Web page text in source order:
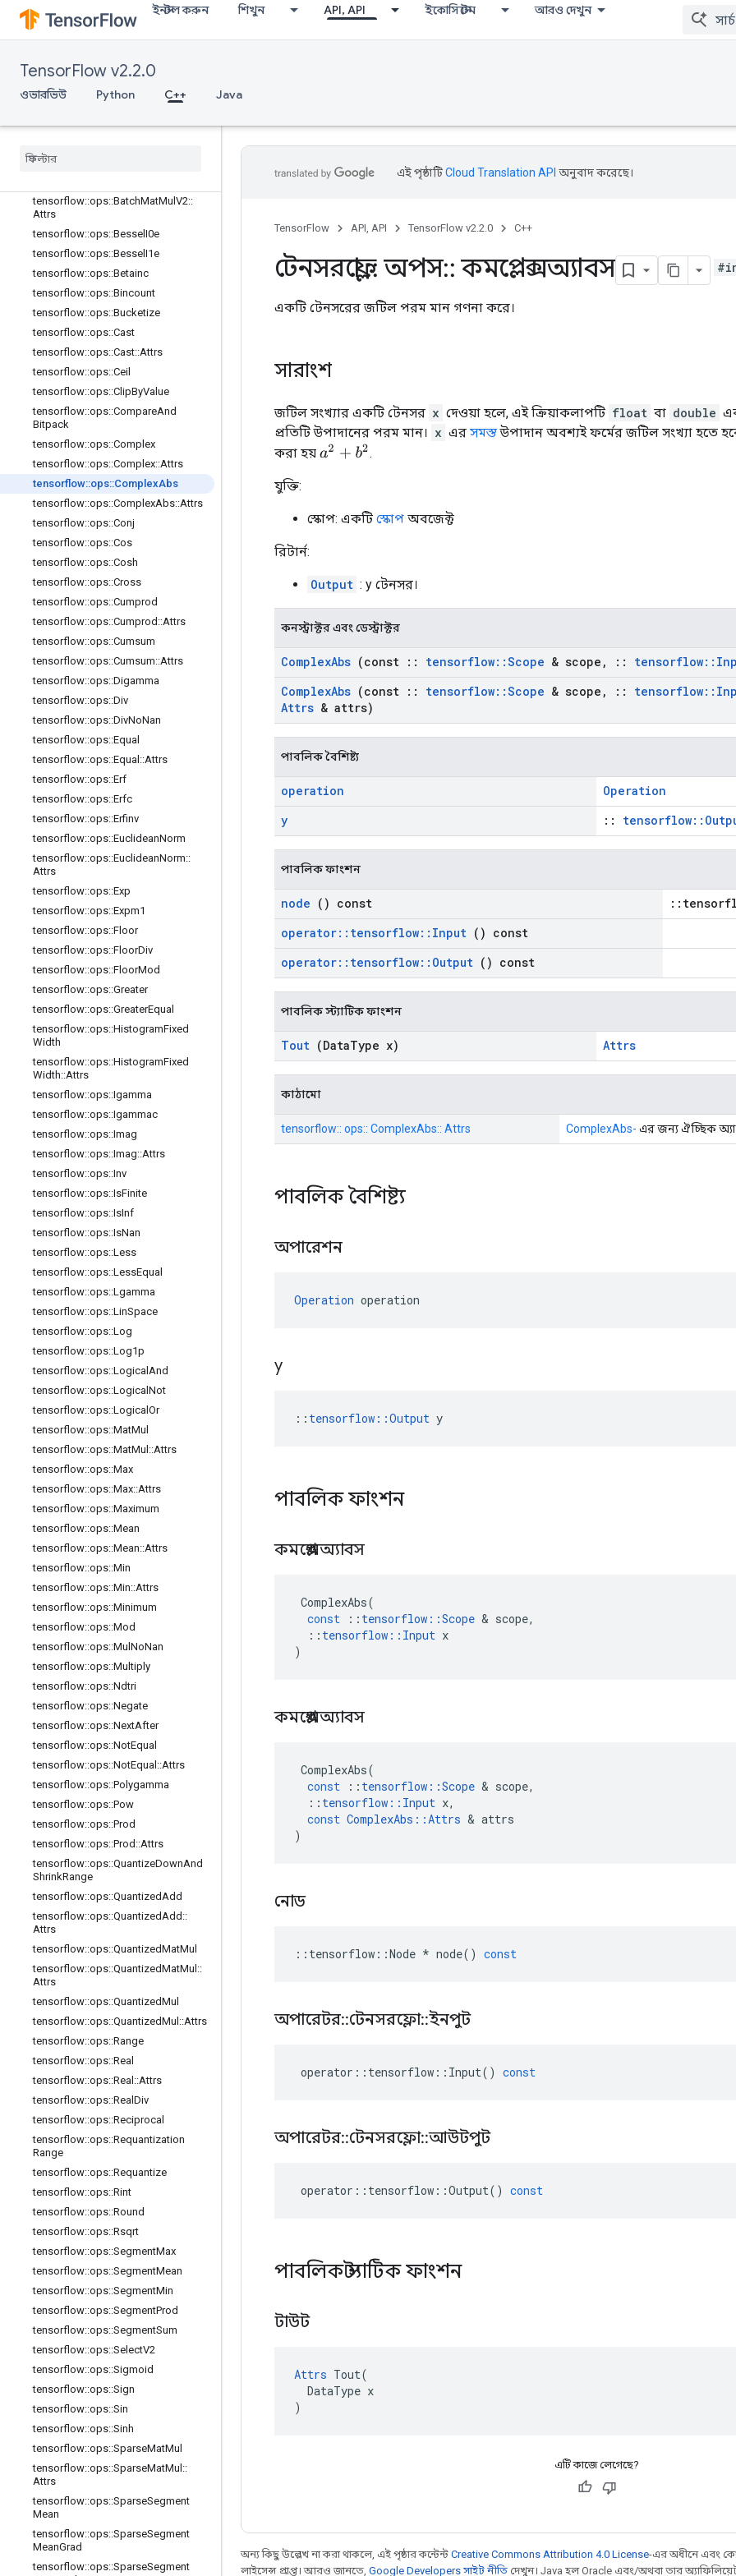
ইনস্টল করুন শিখুন API, API ইকোসিস্টেম আরও দেখুন
TensorFlow v2.2.0
ওভারভিউ Python C++ Java
tensorflow::ops::ArgMin::Attrs
tensorflow::ops::Asin
tensorflow::ops::Asinh
tensorflow::ops::Atan2
tensorflow
tensorflow::ops::BatchMatMul V2::
Attrs
tensorflow::ops::Bessel I0e
tensorflow::ops::Bessel I1e
tensorflow::ops::Betainc
tensorflow::ops::Bincount
tensorflow::ops::Bucketize
tensorflow::ops::Cast
tensorflow::ops::Cast::Attrs
tensorflow::ops::Ceil
tensorflow::ops::ClipByValue
tensorflow::ops::CompareAnd
Bitpack
tensorflow::ops::Complex
tensorflow::ops::Complex::Attrs
tensorflow::ops::ComplexAbs
tensorflow::ops::ComplexAbs::Attrs
tensorflow::ops::Conj
tensorflow::ops::Cos
tensorflow::ops::Cosh
tensorflow::ops::Cross
tensorflow::ops::Cumprod
tensorflow::ops::Cumprod ::Attrs
tensorflow::ops::Cumsum
tensorflow::ops::Cumsum::Attrs
tensorflow::ops::Digamma
tensorflow::ops::Div
tensorflow::ops::DivNoNan
tensorflow::ops::Equal
tensorflow::ops::Equal ::Attrs
tensorflow::ops::Erf
tensorflow::ops::Erfc
tensorflow::ops::Erfinv
tensorflow::ops::EuclideanNorm
tensorflow::ops::EuclideanNorm::
Attrs
tensorflow::ops::Exp
tensorflow::ops::Expm1
tensorflow::ops::Floor
tensorflow::ops::FloorDiv
tensorflow::ops::FloorMod
tensorflow::ops::Greater
tensorflow::ops::GreaterEqual
tensorflow::ops::HistogramFixed
Width
tensorflow::ops::HistogramFixed
Width::Attrs
tensorflow::ops::Igamma
tensorflow::ops::Igammac
tensorflow::ops::Imag
tensorflow::ops::Imag::Attrs
tensorflow::ops::Inv
tensorflow::ops::IsFinite
tensorflow::ops::IsInf
tensorflow::ops::IsNan
tensorflow::ops::Less
tensorflow::ops::LessEqual
tensorflow::ops::Lgamma
tensorflow::ops::LinSpace
tensorflow::ops::Log
tensorflow::ops::Log1p
tensorflow::ops::Logical And
tensorflow::ops::Logical Not
tensorflow::ops::Logical Or
tensorflow::ops::MatMul
tensorflow::ops::MatMul ::Attrs
tensorflow::ops::Max
tensorflow::ops::Max::Attrs
tensorflow::ops::Maximum
tensorflow::ops::Mean
tensorflow::ops::Mean::Attrs
tensorflow::ops::Min
tensorflow::ops::Min::Attrs
tensorflow::ops::Minimum
tensorflow::ops::Mod
tensorflow::ops::Mul NoNan
tensorflow::ops::Multiply
tensorflow::ops::Ndtri
tensorflow::ops::Negate
tensorflow::ops::NextAfter
tensorflow::ops::NotEqual
tensorflow::ops::NotEqual ::Attrs
tensorflow::ops::Polygamma
tensorflow::ops::Pow
tensorflow::ops::Prod
tensorflow::ops::Prod ::Attrs
tensorflow::ops::QuantizeDownAnd
ShrinkRange
tensorflow::ops::QuantizedAdd
tensorflow::ops::QuantizedAdd ::
Attrs
tensorflow::ops::QuantizedMatMul
tensorflow::ops::QuantizedMatMul ::
Attrs
tensorflow::ops::QuantizedMul
tensorflow::ops::QuantizedMul ::Attrs
tensorflow::ops::Range
tensorflow::ops::Real
tensorflow::ops::Real ::Attrs
tensorflow::ops::Real Div
tensorflow::ops::Reciprocal
tensorflow::ops::Requantization
Range
tensorflow::ops::Requantize
tensorflow::ops::Rint
tensorflow::ops::Round
tensorflow::ops::Rsqrt
tensorflow::ops::SegmentMax
tensorflow::ops::SegmentMean
tensorflow::ops::SegmentMin
tensorflow::ops::SegmentProd
tensorflow::ops::SegmentSum
tensorflow::ops::SelectV2
tensorflow::ops::Sigmoid
tensorflow::ops::Sign
tensorflow::ops::Sin
tensorflow::ops::Sinh
tensorflow::ops::SparseMatMul
tensorflow::ops::SparseMatMul ::
Attrs
tensorflow::ops::SparseSegment
Mean
tensorflow::ops::SparseSegment
MeanGrad
tensorflow::ops::SparseSegment
এই পৃষ্ঠাটিCloud Translation API অনুবাদ করেছে।
TensorFlow API, API TensorFlow v2.2.0 C++
টেনসরফ্লো:: অপস:: কমপ্লেক্সঅ্যাবস
একটি টেনসরের জটিল পরম মান গণনা করে।
সারাংশ
জটিল সংখ্যার একটি টেনসর x দেওয়া হলে, এই ক্রিয়াকলাপটি float বা double
প্রতিটি উপাদানের পরম মান। x এর সমস্তউপাদান অবশ্যই ফর্মের জটিল সংখ্যা হতে
করা হয় a2 +b2 .
যুক্তি:
স্কোপ: একটি স্কোপ অবজেক্ট
রিটার্ন:
Output : y টেনসর।
কনস্ট্রাক্টর এবং ডেস্ট্রাক্টর
ComplexAbs (const :: tensorflow::Scope & scope , :: tensorflow::
ComplexAbs (const :: tensorflow::Scope & scope , :: tensorflow::
Attrs & attrs)
পাবলিক বৈশিষ্ট্য
operation
Operation
y
::
পাবলিক ফাংশন
node () const
operator:: tensorflow:: Input () const
operator:: tensorflow:: Output () const
পাবলিক স্ট্যাটিক ফাংশন
Tout (DataType x) Attrs
কাঠামো
tensorflow:: ops:: ComplexAbs:: Attrs ComplexAbs- এর জন্য ঐচ্ছিক
পাবলিক বৈশিষ্ট্য
অপারেশন
Operation operation
y
:: tensorflow::Output y
পাবলিক ফাংশন
কমপ্লেক্সঅ্যাবস
ComplexAbs(
const
:: tensorflow ::Scope & scope,
:: tensorflow :: Input x
)
কমপ্লেক্সঅ্যাবস
ComplexAbs(
const
:: tensorflow ::Scope & scope,
:: tensorflow :: Input x,
const ComplexAbs ::Attrs & attrs
)
নোড
:: tensorflow ::Node * node() const
অপারেটর::টেনসরফ্লো::ইনপুট
operator :: tensorflow :: Input() const
অপারেটর::টেনসরফ্লো::আউটপুট
operator :: tensorflow ::Output() const
পাবলিক স্ট্যাটিক ফাংশন
টাউট
Attrs Tout(
  DataType x
)
এটি কাজে লেগেছে?
অন্য কিছু উল্লেখ না করা থাকলে, এই পৃষ্ঠার কন্টেন্ট Creative Commons Attribution 4.0 License-এর অধীনে এবং
লাইসেন্স প্রাপ্ত। আরও জানতে, Google Developers সাইট নীতি দেখুন। Java হল Oracle এবং/অথবা তার অ্যাফিলিয়েট